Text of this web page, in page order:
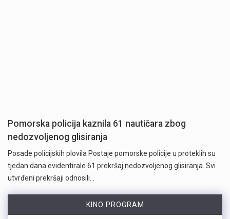
Pomorska policija kaznila 61 nautičara zbog
nedozvoljenog glisiranja
Posade policijskih plovila Postaje pomorske policije u proteklih su
tjedan dana evidentirale 61 prekršaj nedozvoljenog glisiranja. Svi
utvrđeni prekršaji odnosili…
KINO PROGRAM